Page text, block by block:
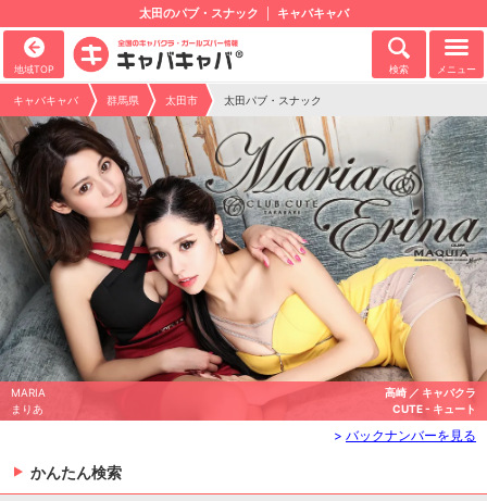
太田のパブ・スナック キャバキャバ
地域TOP 検索 メニュー
キャバキャバ 群馬県 太田市 太田パブ・スナック
MARIA
まりあ
高崎 ／ キャバクラ
CUTE - キュート
> バックナンバーを見る
かんたん検索